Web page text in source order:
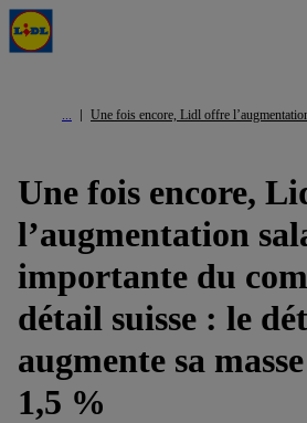
Une fois encore, Lidl offre
Une fois encore,
l’augmentation
importante du
détail suisse : le
augmente sa
1,5 %